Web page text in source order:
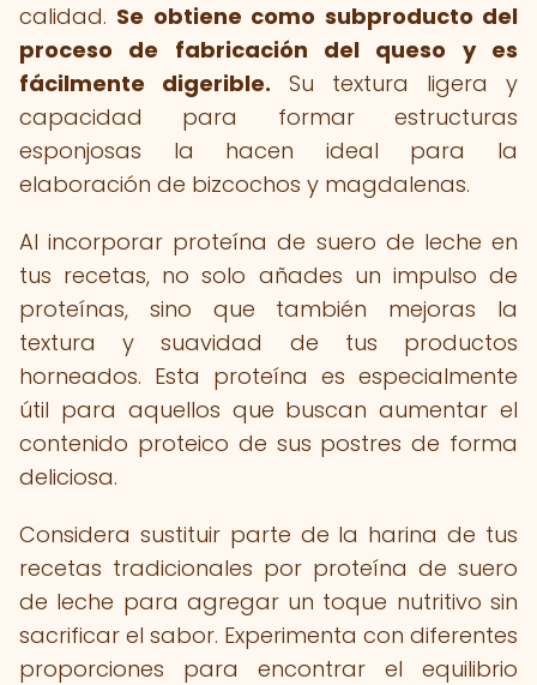
calidad. Se obtiene como subproducto del
proceso de fabricación del queso y es
fácilmente digerible. Su textura ligera y
capacidad para formar estructuras
esponjosas la hacen ideal para la
elaboración de bizcochos y magdalenas.
Al incorporar proteína de suero de leche en
tus recetas, no solo añades un impulso de
proteínas, sino que también mejoras la
textura y suavidad de tus productos
horneados. Esta proteína es especialmente
útil para aquellos que buscan aumentar el
contenido proteico de sus postres de forma
deliciosa.
Considera sustituir parte de la harina de tus
recetas tradicionales por proteína de suero
de leche para agregar un toque nutritivo sin
sacrificar el sabor. Experimenta con diferentes
proporciones para encontrar el equilibrio